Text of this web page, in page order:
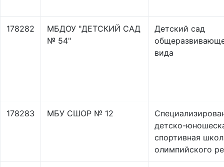
178282
МБДОУ "ДЕТСКИЙ САД
№ 54"
Детский сад
вида
178283 МБУ СШОР № 12
детско-
спортивная
олимпийского